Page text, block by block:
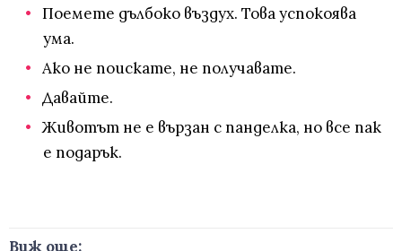
Поемете дълбоко въздух. Това успокоява
ума.
Ако не поискате, не получавате.
Давайте.
Животът не е вързан с панделка, но все пак
е подарък.
Виж още: